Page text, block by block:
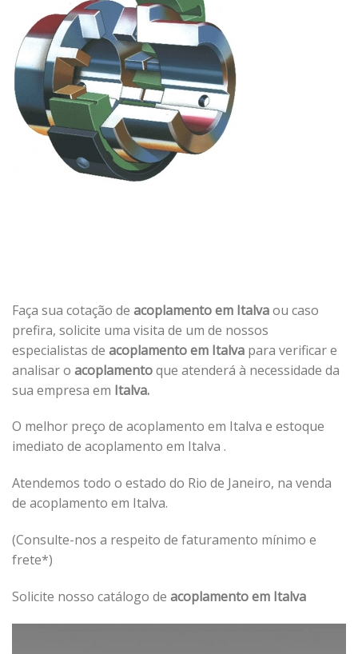
Faça sua cotação de acoplamento em Italvaou caso
prefira, solicite uma visita de um de nossos
especialistas de acoplamento em Italva para verificar e
analisar o acoplamentoque atenderá à necessidade da
sua empresa em Italva.
O melhor preço de acoplamento em Italva e estoque
imediato de acoplamento em Italva .
Atendemos todo o estado do Rio de Janeiro, na venda
de acoplamento em Italva.
(Consulte-nos a respeito de faturamento mínimo e
frete*)
Solicite nosso catálogo de acoplamento em Italva